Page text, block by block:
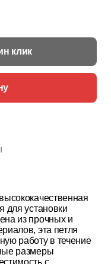
клик
для установки
из прочных и
эта петля
работу в течение
размеры
с